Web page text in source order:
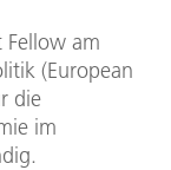
Fellow am
(European
die
im